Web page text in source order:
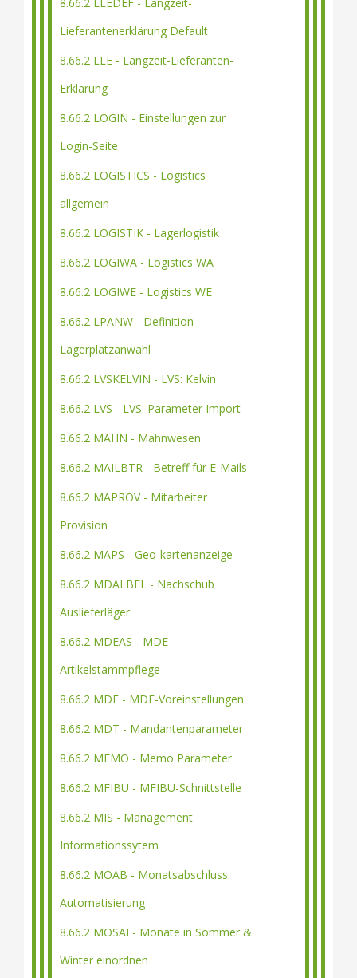
Lieferantenerklärung Default
8.66.2 LLE - Langzeit-Lieferanten-
Erklärung
8.66.2 LOGIN - Einstellungen zur
Login-Seite
8.66.2 LOGISTICS - Logistics
allgemein
8.66.2 LOGISTIK - Lagerlogistik
8.66.2 LOGIWA - Logistics WA
8.66.2 LOGIWE - Logistics WE
8.66.2 LPANW - Definition
Lagerplatzanwahl
8.66.2 LVSKELVIN - LVS: Kelvin
8.66.2 LVS - LVS: Parameter Import
8.66.2 MAHN - Mahnwesen
8.66.2 MAILBTR - Betreff für E-Mails
8.66.2 MAPROV - Mitarbeiter
Provision
8.66.2 MAPS - Geo-kartenanzeige
8.66.2 MDALBEL - Nachschub
Auslieferläger
8.66.2 MDEAS - MDE
Artikelstammpflege
8.66.2 MDE - MDE-Voreinstellungen
8.66.2 MDT - Mandantenparameter
8.66.2 MEMO - Memo Parameter
8.66.2 MFIBU - MFIBU-Schnittstelle
8.66.2 MIS - Management
Informationssytem
8.66.2 MOAB - Monatsabschluss
Automatisierung
8.66.2 MOSAI - Monate in Sommer &
Winter einordnen